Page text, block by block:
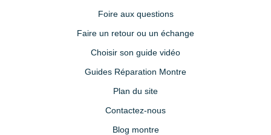
Foire aux questions
Faire un retour ou un échange
Choisir son guide vidéo
Guides Réparation Montre
Plan du site
Contactez-nous
Blog montre